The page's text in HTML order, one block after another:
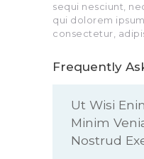
sequi nesciunt,
qui dolorem
consectetur,
Frequently
Ut Wisi
Minim
Nostrud